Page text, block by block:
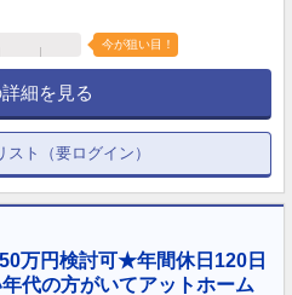
今が狙い目！
細を見る
スト（要ログイン）
万円検討可★年間休日120日
代の方がいてアットホーム